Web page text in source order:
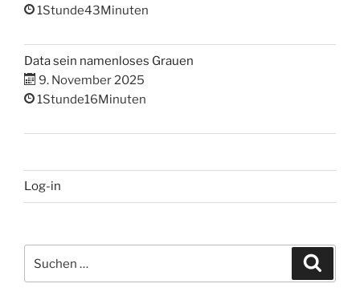
1Stunde43Minuten
Data sein namenloses Grauen
9. November 2025
1Stunde16Minuten
Log-in
nach: